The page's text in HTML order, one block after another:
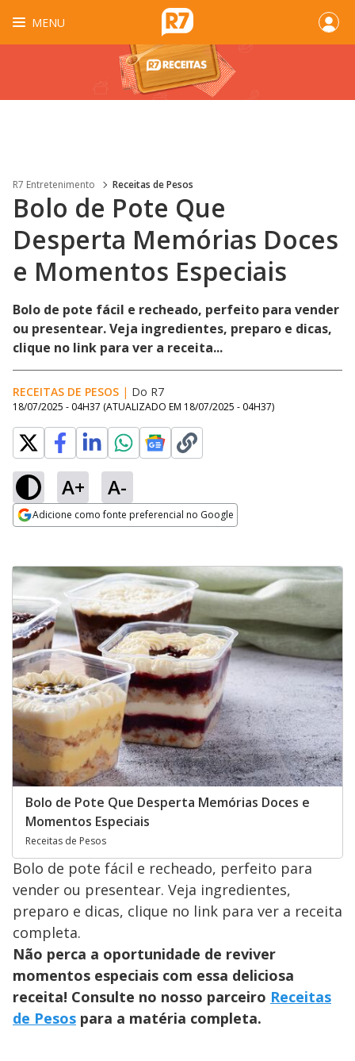
MENU
R7 Entretenimento Receitas de Pesos
Bolo de Pote Que
Desperta Memórias Doces
e Momentos Especiais
Bolo de pote fácil e recheado, perfeito para vender
ou presentear. Veja ingredientes, preparo e dicas,
clique no link para ver a receita...
RECEITAS DE PESOS | Do R7
18/07/2025 - 04H37 (ATUALIZADO EM 18/07/2025 - 04H37)
A+ A-
Adicione como fonte preferencial no Google
Bolo de Pote Que Desperta Memórias Doces e
Momentos Especiais
Receitas de Pesos
Bolo de pote fácil e recheado, perfeito para
vender ou presentear. Veja ingredientes,
preparo e dicas, clique no link para ver a receita
completa.
Não perca a oportunidade de reviver
momentos especiais com essa deliciosa
receita! Consulte no nosso parceiro Receitas
de Pesos para a matéria completa.